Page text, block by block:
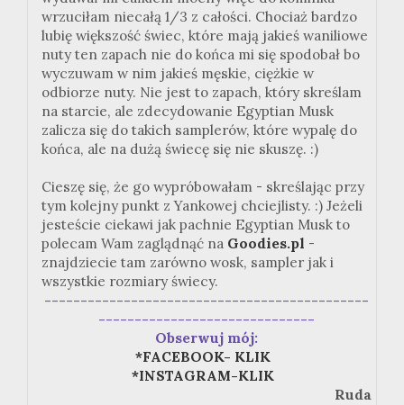
wrzuciłam niecałą 1/3 z całości. Chociaż bardzo
lubię większość świec, które mają jakieś waniliowe
nuty ten zapach nie do końca mi się spodobał bo
wyczuwam w nim jakieś męskie, ciężkie w
odbiorze nuty. Nie jest to zapach, który skreślam
na starcie, ale zdecydowanie Egyptian Musk
zalicza się do takich samplerów, które wypalę do
końca, ale na dużą świecę się nie skuszę. :)
Cieszę się, że go wypróbowałam - skreślając przy
tym kolejny punkt z Yankowej chciejlisty. :) Jeżeli
jesteście ciekawi jak pachnie Egyptian Musk to
polecam Wam zaglądnąć na Goodies.pl -
znajdziecie tam zarówno wosk, sampler jak i
wszystkie rozmiary świecy.
---------------------------------------------
------------------------------
Obserwuj mój:
*FACEBOOK- KLIK
*INSTAGRAM-KLIK
Ruda